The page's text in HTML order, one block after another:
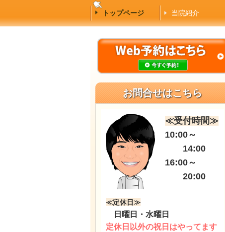
トップページ 当院紹介
お問合せはこちら
≪受付時間≫
10:00～
14:00
16:00～
20:00
≪定休日≫
日曜日・水曜日
定休日以外の祝日はやってます